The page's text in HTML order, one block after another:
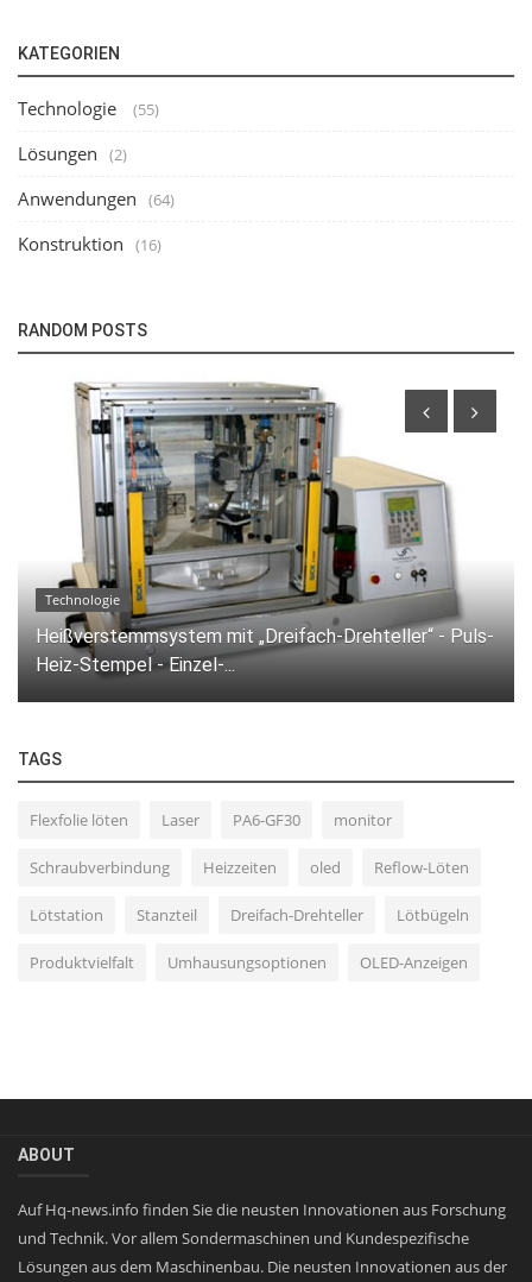
KATEGORIEN
Technologie (55)
Lösungen (2)
Anwendungen (64)
Konstruktion (16)
RANDOM POSTS
Anwendungen
Lötung einer Flexfolie auf einer Leiterplatte
TAGS
Flexfolie löten Laser PA6-GF30 monitor
Schraubverbindung Heizzeiten oled Reflow-Löten
Lötstation Stanzteil Dreifach-Drehteller Lötbügeln
Produktvielfalt Umhausungsoptionen OLED-Anzeigen
ABOUT
Auf Hq-news.info finden Sie die neusten Innovationen aus Forschung
und Technik. Vor allem Sondermaschinen und Kundespezifische
Lösungen aus dem Maschinenbau. Die neusten Innovationen aus der